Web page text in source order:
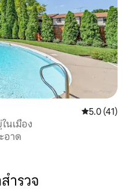
คะแนนเฉลี่ย
5.0 (41)
นเมือง
อาด
ำรวจ